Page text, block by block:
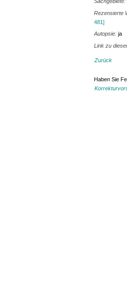
Rezensierte
481]
Autopsie:ja
Link zu
Zurück
Haben Sie